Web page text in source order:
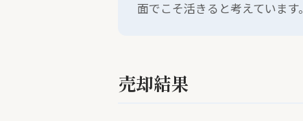
面でこそ活きると考えています。
売却結果